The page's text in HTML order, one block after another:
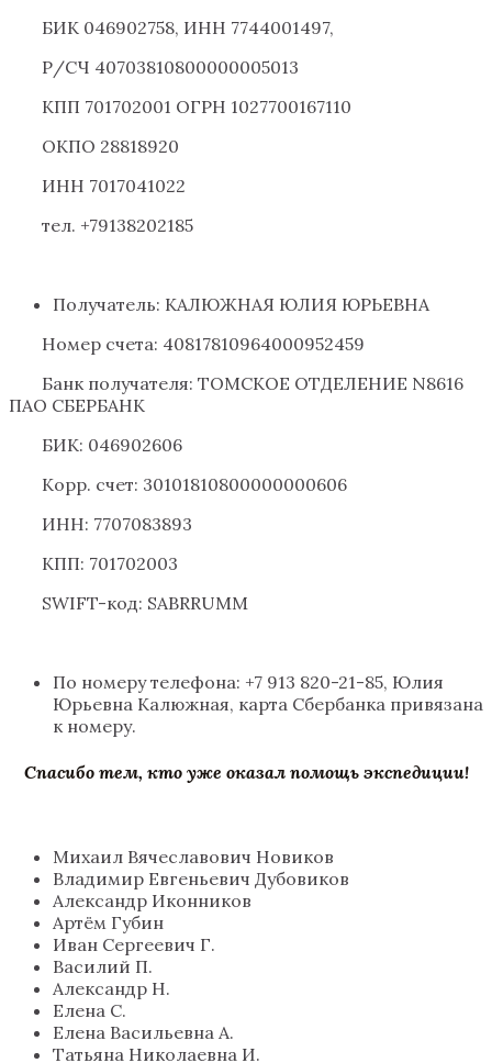
БИК 046902758, ИНН 7744001497,
Р/СЧ 40703810800000005013
КПП 701702001 ОГРН 1027700167110
ОКПО 28818920
ИНН 7017041022
тел. +79138202185
Получатель: КАЛЮЖНАЯ ЮЛИЯ ЮРЬЕВНА
Номер счета: 40817810964000952459
Банк получателя: ТОМСКОЕ ОТДЕЛЕНИЕ N8616
ПАО СБЕРБАНК
БИК: 046902606
Корр. счет: 30101810800000000606
ИНН: 7707083893
КПП: 701702003
SWIFT-код: SABRRUMM
По номеру телефона: +7 913 820-21-85, Юлия
Юрьевна Калюжная, карта Сбербанка привязана
к номеру.
Спасибо тем, кто уже оказал помощь экспедиции!
Михаил Вячеславович Новиков
Владимир Евгеньевич Дубовиков
Александр Иконников
Артём Губин
Иван Сергеевич Г.
Василий П.
Александр Н.
Елена С.
Елена Васильевна А.
Татьяна Николаевна И.